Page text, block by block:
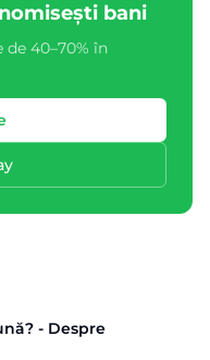
bani
40–70% în
- Despre